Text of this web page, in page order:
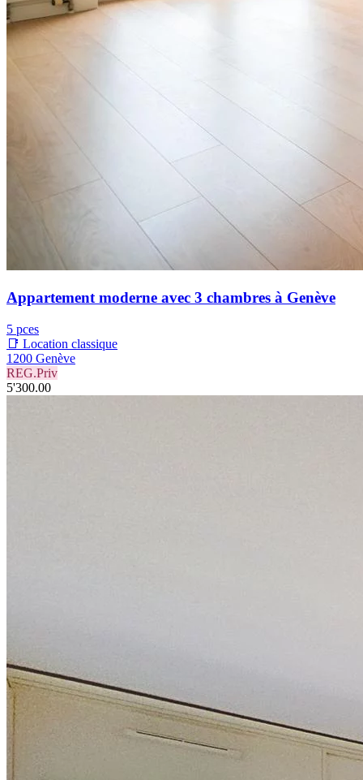
Appartement moderne avec 3 chambres à Genève
5 pces
📑 Location classique
1200 Genève
REG.Priv
5'300.00